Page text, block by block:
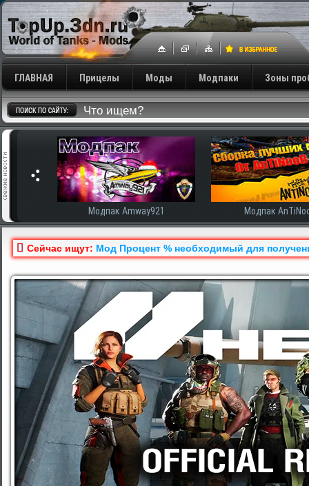
ГЛАВНАЯ Прицелы Моды Модпаки Зоны
Модпак Amway921 Модпак
Сейчас ищут: Мод Процент % необходимый для